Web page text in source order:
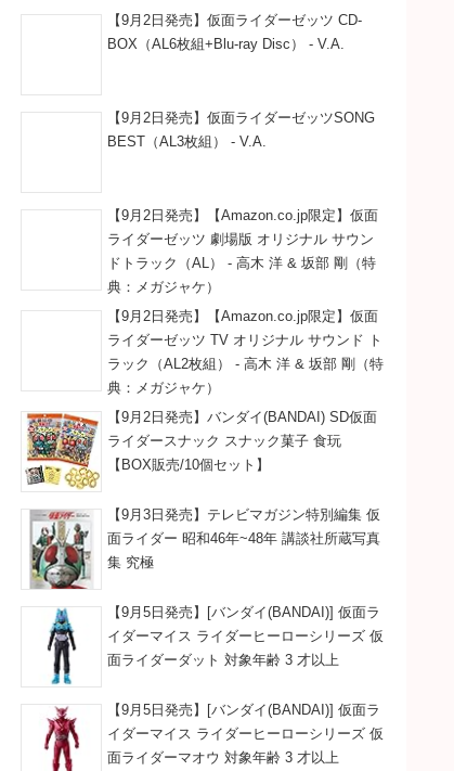
【9月2日発売】仮面ライダーゼッツ CD-
BOX（AL6枚組+Blu-ray Disc） - V.A.
【9月2日発売】仮面ライダーゼッツSONG
BEST（AL3枚組） - V.A.
【9月2日発売】【Amazon.co.jp限定】仮面
ライダーゼッツ 劇場版 オリジナル サウン
ドトラック（AL） - 高木 洋 & 坂部 剛（特
典：メガジャケ）
【9月2日発売】【Amazon.co.jp限定】仮面
ライダーゼッツ TV オリジナル サウンド ト
ラック（AL2枚組） - 高木 洋 & 坂部 剛（特
典：メガジャケ）
【9月2日発売】バンダイ(BANDAI) SD仮面
ライダースナック スナック菓子 食玩
【BOX販売/10個セット】
【9月3日発売】テレビマガジン特別編集 仮
面ライダー 昭和46年~48年 講談社所蔵写真
集 究極
【9月5日発売】[バンダイ(BANDAI)] 仮面ラ
イダーマイス ライダーヒーローシリーズ 仮
面ライダーダット 対象年齢 3 才以上
【9月5日発売】[バンダイ(BANDAI)] 仮面ラ
イダーマイス ライダーヒーローシリーズ 仮
面ライダーマオウ 対象年齢 3 才以上